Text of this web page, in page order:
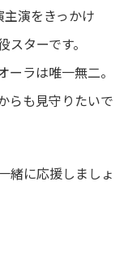
演をきっかけ
ターです。
ラは唯一無二。
らも見守りたいで
緒に応援しましょ